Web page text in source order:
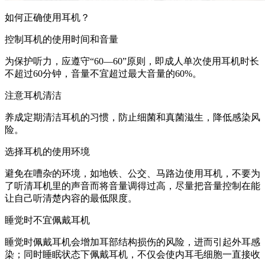
如何正确使用耳机？
控制耳机的使用时间和音量
为保护听力，应遵守“60—60”原则，即成人单次使用耳机时长
不超过60分钟，音量不宜超过最大音量的60%。
注意耳机清洁
养成定期清洁耳机的习惯，防止细菌和真菌滋生，降低感染风
险。
选择耳机的使用环境
避免在嘈杂的环境，如地铁、公交、马路边使用耳机，不要为
了听清耳机里的声音而将音量调得过高，尽量把音量控制在能
让自己听清楚内容的最低限度。
睡觉时不宜佩戴耳机
睡觉时佩戴耳机会增加耳部结构损伤的风险，进而引起外耳感
染；同时睡眠状态下佩戴耳机，不仅会使内耳毛细胞一直接收